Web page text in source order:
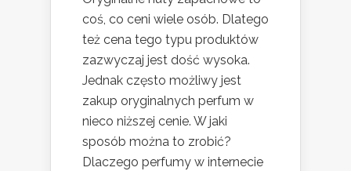
coś, co ceni wiele osób. Dlatego
też cena tego typu produktów
zazwyczaj jest dość wysoka.
Jednak często możliwy jest
zakup oryginalnych perfum w
nieco niższej cenie. W jaki
sposób można to zrobić?
Dlaczego perfumy w internecie